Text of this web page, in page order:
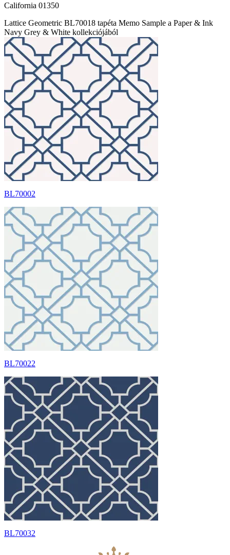
California 01350
Lattice Geometric BL70018 tapéta Memo Sample a Paper & Ink
Navy Grey & White kollekciójából
BL70002
BL70022
BL70032